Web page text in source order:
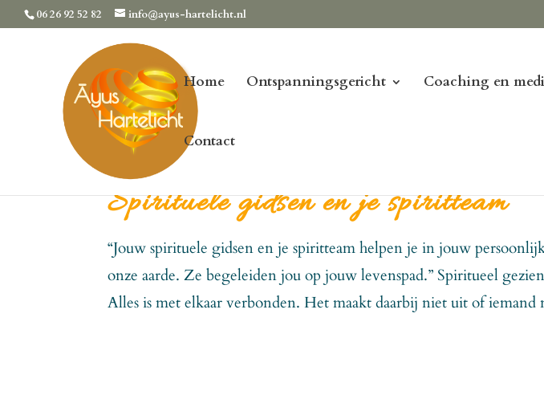
06 26 92 52 82 info@ayus-hartelicht.nl
Home Ontspanningsgericht Coaching en
Contact
Spirituele gidsen en je spiritteam
“Jouw spirituele gidsen en je spiritteam helpen je in jouw
onze aarde. Ze begeleiden jou op jouw levenspad.” Spiritueel
Alles is met elkaar verbonden. Het maakt daarbij niet uit of iemand